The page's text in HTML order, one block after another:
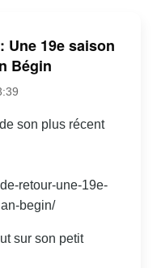
Une 19e saison
Bégin
son plus récent
retour-une-19e-
begin/
sur son petit